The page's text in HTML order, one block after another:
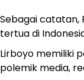
Sebagai catatan,
tertua di
Lirboyo memiliki
polemik media,